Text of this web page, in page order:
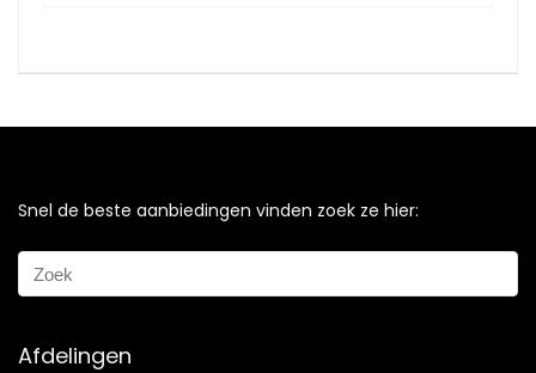
Snel de beste aanbiedingen vinden zoek ze hier:
Afdelingen